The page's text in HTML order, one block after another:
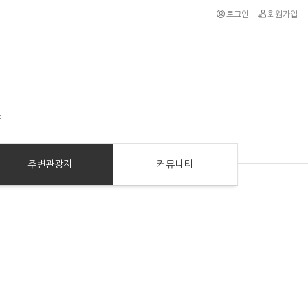
로그인 회원가입
주변관광지 커뮤니티